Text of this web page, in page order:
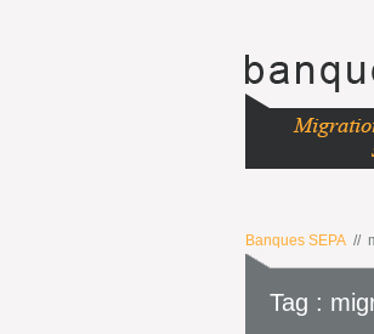
Banques SEPA //
Tag :